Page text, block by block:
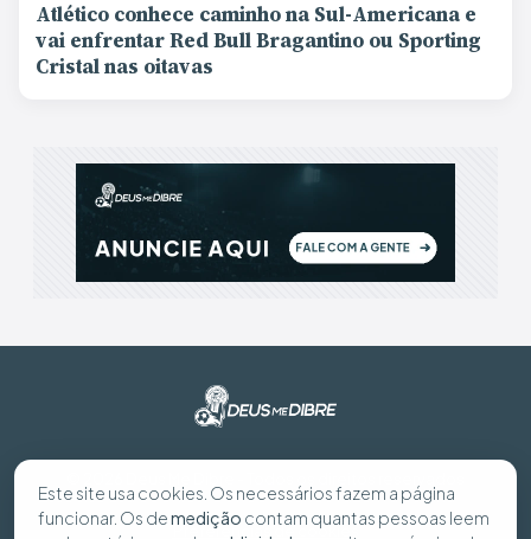
Atlético conhece caminho na Sul-Americana e
vai enfrentar Red Bull Bragantino ou Sporting
Cristal nas oitavas
Preferências de cookies
Este site usa cookies. Os necessários fazem a página
funcionar. Os demedição contam quantas pessoas leem